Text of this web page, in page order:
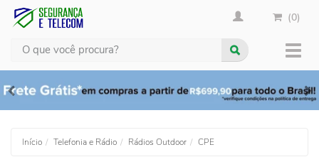
(0)
Busca
Início Telefonia e Rádio Rádios Outdoor CPE